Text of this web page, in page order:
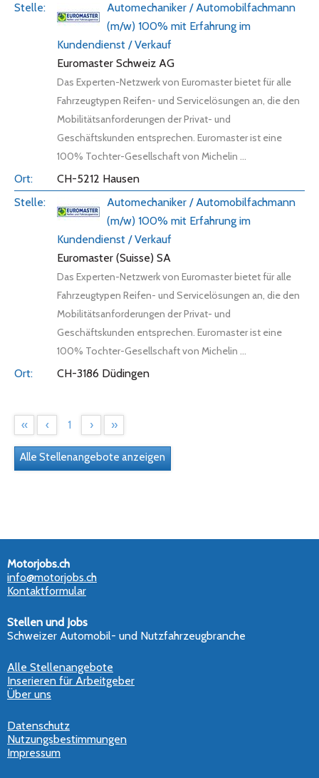
Automechaniker / Automobilfachmann
(m/w) 100% mit Erfahrung im
Kundendienst / Verkauf
Euromaster Schweiz AG
Das Experten-Netzwerk von Euromaster bietet für alle
Fahrzeugtypen Reifen- und Servicelösungen an, die den
Mobilitätsanforderungen der Privat- und
Geschäftskunden entsprechen. Euromaster ist eine
100% Tochter-Gesellschaft von Michelin ...
CH-5212 Hausen
Automechaniker / Automobilfachmann
(m/w) 100% mit Erfahrung im
Kundendienst / Verkauf
Euromaster (Suisse) SA
Das Experten-Netzwerk von Euromaster bietet für alle
Fahrzeugtypen Reifen- und Servicelösungen an, die den
Mobilitätsanforderungen der Privat- und
Geschäftskunden entsprechen. Euromaster ist eine
100% Tochter-Gesellschaft von Michelin ...
CH-3186 Düdingen
« ‹ 1 › »
Alle Stellenangebote anzeigen
Motorjobs.ch
info@motorjobs.ch
Kontaktformular
Stellen und Jobs
Schweizer Automobil- und Nutzfahrzeugbranche
Alle Stellenangebote
Inserieren für Arbeitgeber
Über uns
Datenschutz
Nutzungsbestimmungen
Impressum